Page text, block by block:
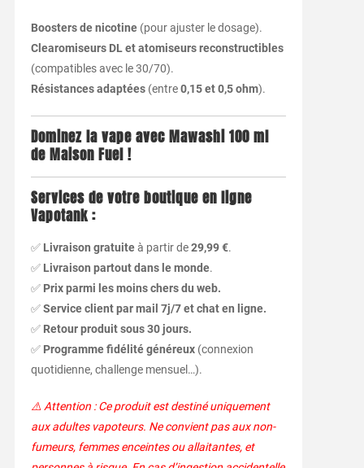
Boosters de nicotine(pour ajuster le dosage).
Clearomiseurs DL et atomiseurs reconstructibles
(compatibles avec le 30/70).
Résistances adaptées(entre0,15 et 0,5 ohm).
Dominez la vape avec Mawashi 100 ml
de Maison Fuel !
Services de votre boutique en ligne
Vapotank :
✅ Livraison gratuiteà partir de29,99 €.
✅ Livraison partout dans le monde.
✅ Prix parmi les moins chers du web.
✅Service client par mail 7j/7 et chat en ligne.
✅ Retour produit sous 30 jours.
✅ Programme fidélité généreux(connexion
quotidienne, challenge mensuel…).
⚠️ Attention : Ce produit est destiné uniquement
aux adultes vapoteurs. Ne convient pas aux non-
fumeurs, femmes enceintes ou allaitantes, et